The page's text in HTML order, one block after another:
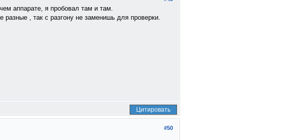
аппарате, я пробовал там и там.
, так с разгону не заменишь для проверки.
Цитировать
#50